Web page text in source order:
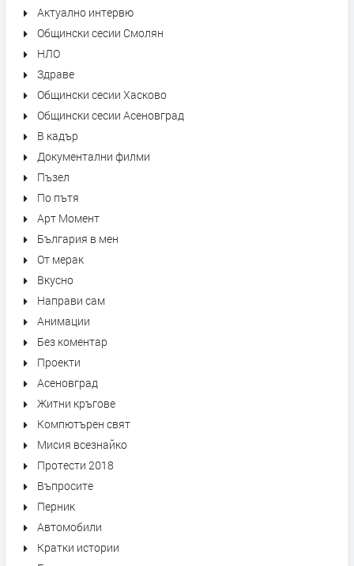
Актуално интервю
Общински сесии Смолян
НЛО
Здраве
Общински сесии Хасково
Общински сесии Асеновград
В кадър
Документални филми
Пъзел
По пътя
Арт Момент
България в мен
От мерак
Вкусно
Направи сам
Анимации
Без коментар
Проекти
Асеновград
Житни кръгове
Компютърен свят
Мисия всезнайко
Протести 2018
Въпросите
Перник
Автомобили
Кратки истории